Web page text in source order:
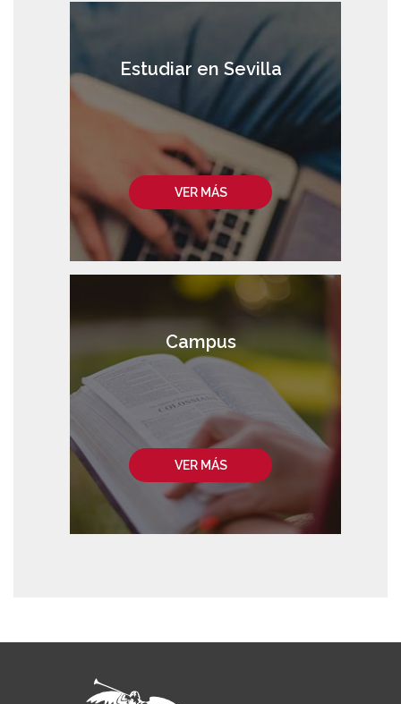
VER MÁS
Estudiar en Sevilla
VER MÁS
Campus